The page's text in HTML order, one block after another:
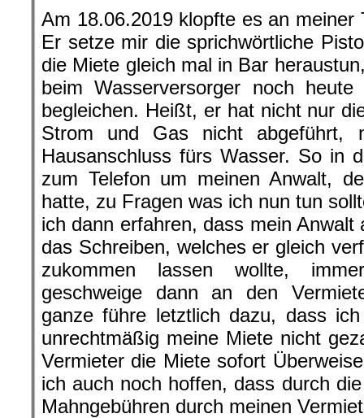
Am 18.06.2019 klopfte es an meiner
Er setze mir die sprichwörtliche
die Miete gleich mal in Bar
beim Wasserversorger noch
begleichen. Heißt, er hat nicht nur
Strom und Gas nicht abgeführt,
Hausanschluss fürs Wasser. So in
zum Telefon um meinen Anwalt,
hatte, zu Fragen was ich nun tun
ich dann erfahren, dass mein
das Schreiben, welches er gleich
zukommen lassen wollte,
geschweige dann an den
ganze führe letztlich dazu, dass
unrechtmäßig meine Miete nicht
Vermieter die Miete sofort
ich auch noch hoffen, dass durch
Mahngebühren durch meinen